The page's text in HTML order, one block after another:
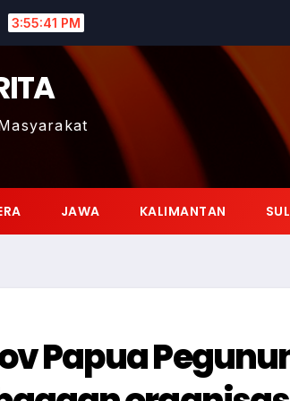
3:55:42 PM
JAWA KALIMANTAN
Papua